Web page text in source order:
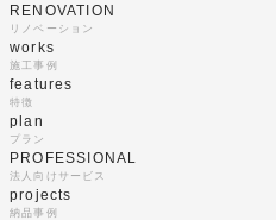
RENOVATION
リノベーション
works
施工事例
features
特徴
plan
プラン
PROFESSIONAL
法人向けサービス
projects
納品事例